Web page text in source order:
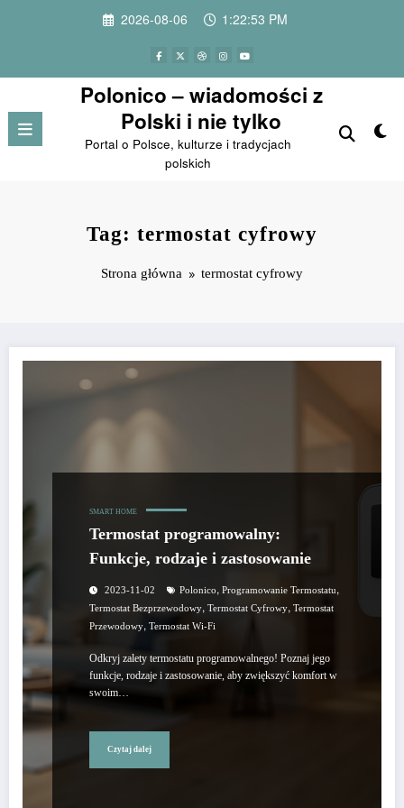
2026-08-06 1:22:53 PM
Polonico – wiadomości z
Polski i nie tylko
Portal o Polsce, kulturze i tradycjach
polskich
Tag: termostat cyfrowy
Strona główna termostat cyfrowy
SMART HOME
Termostat programowalny:
Funkcje, rodzaje i zastosowanie
2023-11-02 Polonico, Programowanie Termostatu,
Termostat Bezprzewodowy, Termostat Cyfrowy, Termostat
Przewodowy, Termostat Wi-Fi
Odkryj zalety termostatu programowalnego! Poznaj jego
funkcje, rodzaje i zastosowanie, aby zwiększyć komfort w
swoim…
Czytaj dalej